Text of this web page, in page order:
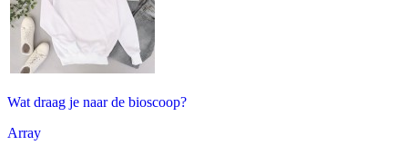
Wat draag je naar de bioscoop?
Array